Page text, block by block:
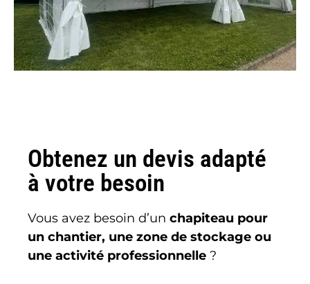
Obtenez un devis adapté
à votre besoin
Vous avez besoin d’un chapiteau pour
un chantier, une zone de stockage ou
une activité professionnelle ?